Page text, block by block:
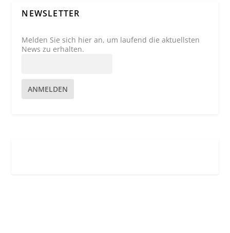
NEWSLETTER
Melden Sie sich hier an, um laufend die aktuellsten
News zu erhalten.
ANMELDEN